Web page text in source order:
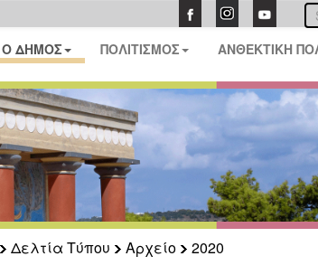
Ο ΔΗΜΟΣ ΠΟΛΙΤΙΣΜΟΣ ΑΝΘΕΚΤΙΚΗ
Δελτία Τύπου Αρχείο
2020